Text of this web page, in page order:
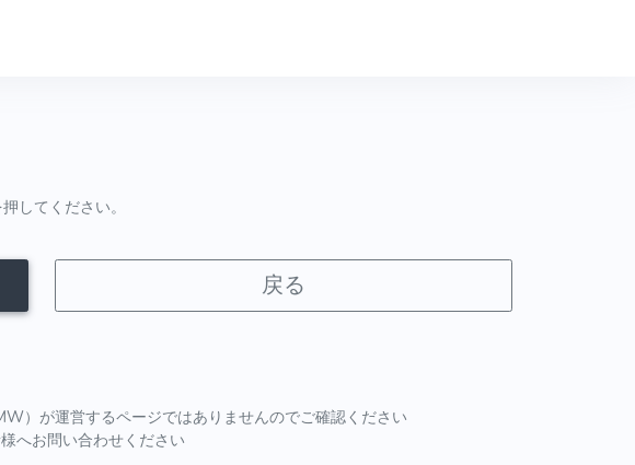
してください。
戻る
）が運営するページではありませんのでご確認ください
へお問い合わせください